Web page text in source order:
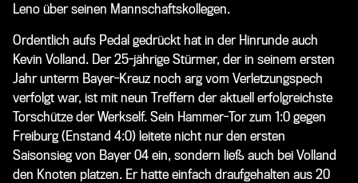
Leno über seinen Mannschaftskollegen.
Ordentlich aufs Pedal gedrückt hat in der Hinrunde auch
Kevin Volland. Der 25-jährige Stürmer, der in seinem ersten
Jahr unterm Bayer-Kreuz noch arg vom Verletzungspech
verfolgt war, ist mit neun Treffern der aktuell erfolgreichste
Torschütze der Werkself. Sein Hammer-Tor zum 1:0 gegen
Freiburg (Enstand 4:0) leitete nicht nur den ersten
Saisonsieg von Bayer 04 ein, sondern ließ auch bei Volland
den Knoten platzen. Er hatte einfach draufgehalten aus 20